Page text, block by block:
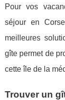
Pour vos
séjour en
meilleures
gîte permet de
cette île de la
Trouver un